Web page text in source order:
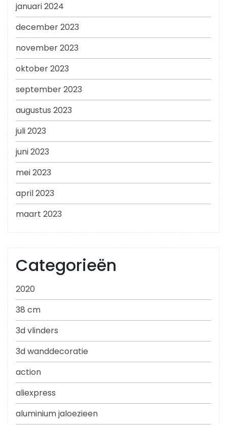
januari 2024
december 2023
november 2023
oktober 2023
september 2023
augustus 2023
juli 2023
juni 2023
mei 2023
april 2023
maart 2023
Categorieën
2020
38 cm
3d vlinders
3d wanddecoratie
action
aliexpress
aluminium jaloezieen